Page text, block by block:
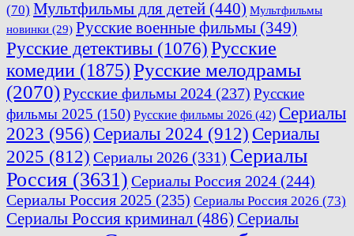
(70) Мультфильмы для детей (440) Мультфильмы
новинки (29) Русские военные фильмы (349)
Русские детективы (1076)Русские
комедии (1875)Русские мелодрамы
(2070)Русские фильмы 2024 (237) Русские
фильмы 2025 (150) Русские фильмы 2026 (42) Сериалы
2023 (956) Сериалы 2024 (912) Сериалы
2025 (812) Сериалы 2026 (331) Сериалы
Россия (3631) Сериалы Россия 2024 (244)
Сериалы Россия 2025 (235) Сериалы Россия 2026 (73)
Сериалы Россия криминал (486) Сериалы